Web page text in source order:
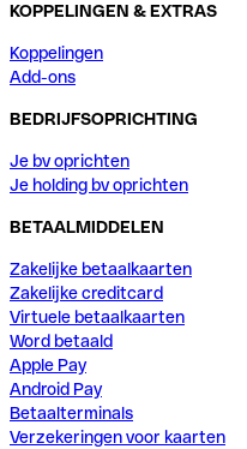
KOPPELINGEN & EXTRAS
Koppelingen
Add-ons
BEDRIJFSOPRICHTING
Je bv oprichten
Je holding bv oprichten
BETAALMIDDELEN
Zakelijke betaalkaarten
Zakelijke creditcard
Virtuele betaalkaarten
Word betaald
Apple Pay
Android Pay
Betaalterminals
Verzekeringen voor kaarten